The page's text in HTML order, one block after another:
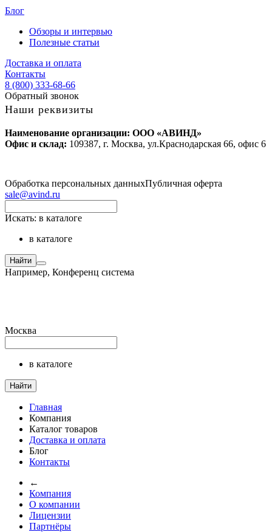
Блог
Обзоры и интервью
Полезные статьи
Доставка и оплата
Контакты
8 (800) 333-68-66
Обратный звонок
Наши реквизиты
Наименование организации: ООО «АВИНД»
Офис и склад: 109387, г. Москва, ул.Краснодарская 66, офис 6
Обработка персональных данныхПубличная оферта
sale@avind.ru
Искать: в каталоге
в каталоге
Найти
Например, Конференц система
Москва
в каталоге
Найти
Главная
Компания
Каталог товаров
Доставка и оплата
Блог
Контакты
←
Компания
О компании
Лицензии
Партнёры